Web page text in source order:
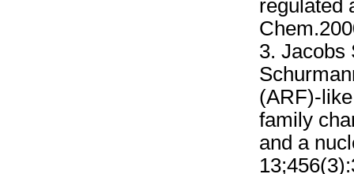
regulated
3. Jacobs
(ARF)-
family
and a